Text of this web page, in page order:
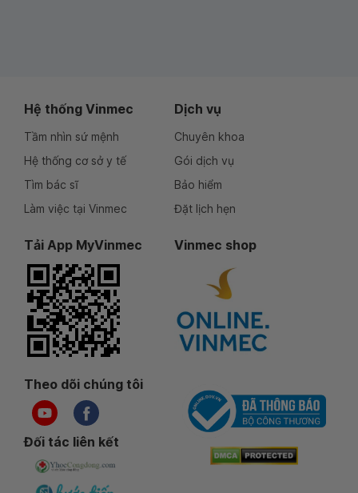
Hệ thống Vinmec
Tầm nhìn sứ mệnh
Hệ thống cơ sở y tế
Tìm bác sĩ
Làm việc tại Vinmec
Dịch vụ
Chuyên khoa
Gói dịch vụ
Bảo hiểm
Đặt lịch hẹn
Tải App MyVinmec Vinmec shop
Theo dõi chúng tôi
Đối tác liên kết